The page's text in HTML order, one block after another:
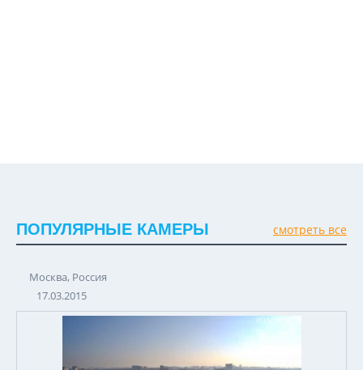
ПОПУЛЯРНЫЕ КАМЕРЫ смотреть все
Москва, Россия
17.03.2015